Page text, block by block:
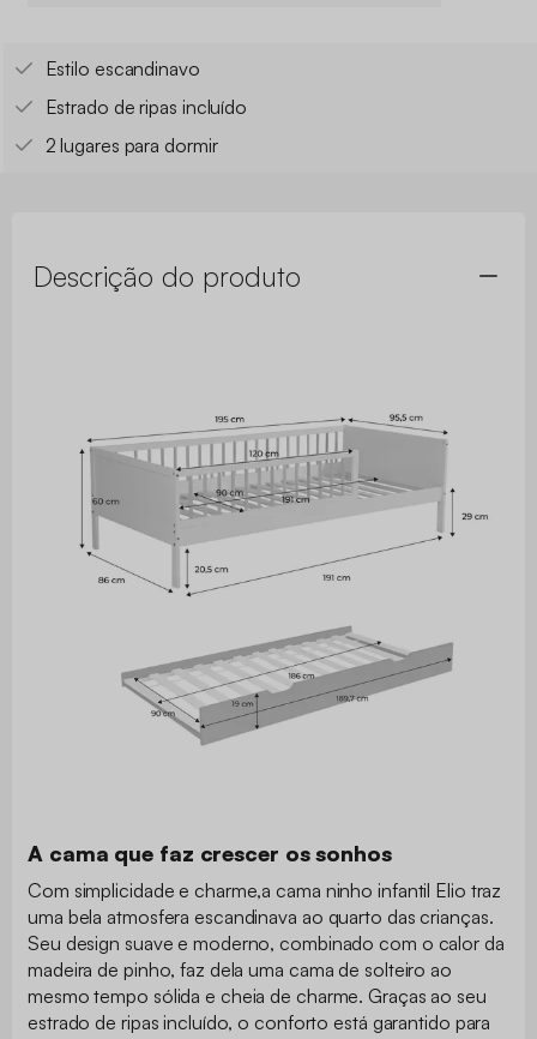
Estilo escandinavo
Estrado de ripas incluído
2 lugares para dormir
Descrição do produto
A cama que faz crescer os sonhos
Com simplicidade e charme,a cama ninho infantil Elio traz
uma bela atmosfera escandinava ao quarto das crianças.
Seu design suave e moderno, combinado com o calor da
madeira de pinho, faz dela uma cama de solteiro ao
mesmo tempo sólida e cheia de charme. Graças ao seu
estrado de ripas incluído, o conforto está garantido para